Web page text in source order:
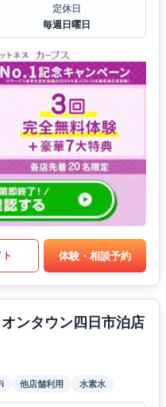
定休日
毎週日曜日
体験・相談予約
ンタウン四日市泊店
他店舗利用 水素水